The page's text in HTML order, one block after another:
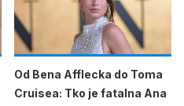
Od Bena Afflecka do Toma
Cruisea: Tko je fatalna Ana